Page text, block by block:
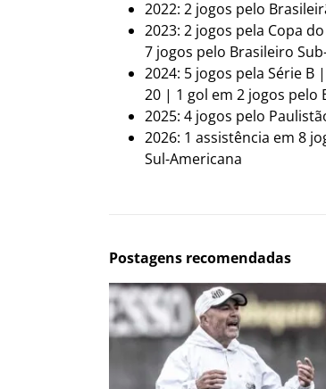
2022: 2 jogos pelo
2023: 2 jogos pela Copa
7 jogos pelo Brasileiro
2024: 5 jogos pela Série
20 | 1 gol em 2 jogos pelo
2025: 4 jogos pelo
2026: 1 assistência em 8
Sul-Americana
Postagens recomendadas